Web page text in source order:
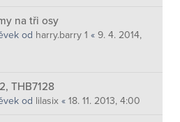
na tři osy
od harry.barry 1 « 9. 4. 2014,
THB7128
od lilasix « 18. 11. 2013, 4:00